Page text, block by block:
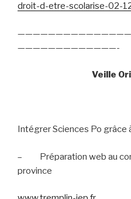
droit-d-etre-scolarise-02-
—————————————-
Veille
Intégrer Sciences Po grâce
–
Préparation web au
province